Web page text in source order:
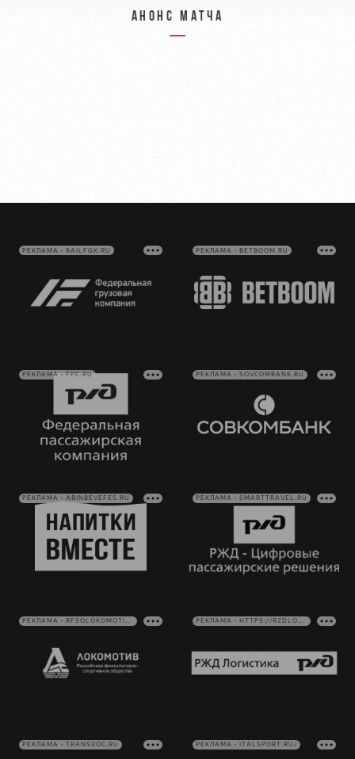
Анонс матча
РЕКЛАМА • RAILFGK.RU РЕКЛАМА • BETBOOM.RU
РЕКЛАМА • FPC.RU РЕКЛАМА • SOVCOMBANK.RU
РЕКЛАМА • ABINBEVEFES.RU РЕКЛАМА • SMARTTRAVEL.RU
РЕКЛАМА • RFSOLOKOMOTIV.RU РЕКЛАМА • HTTPS://RZDLOG.RU/
РЕКЛАМА • TRANSVOC.RU РЕКЛАМА • ITALSPORT.RU/